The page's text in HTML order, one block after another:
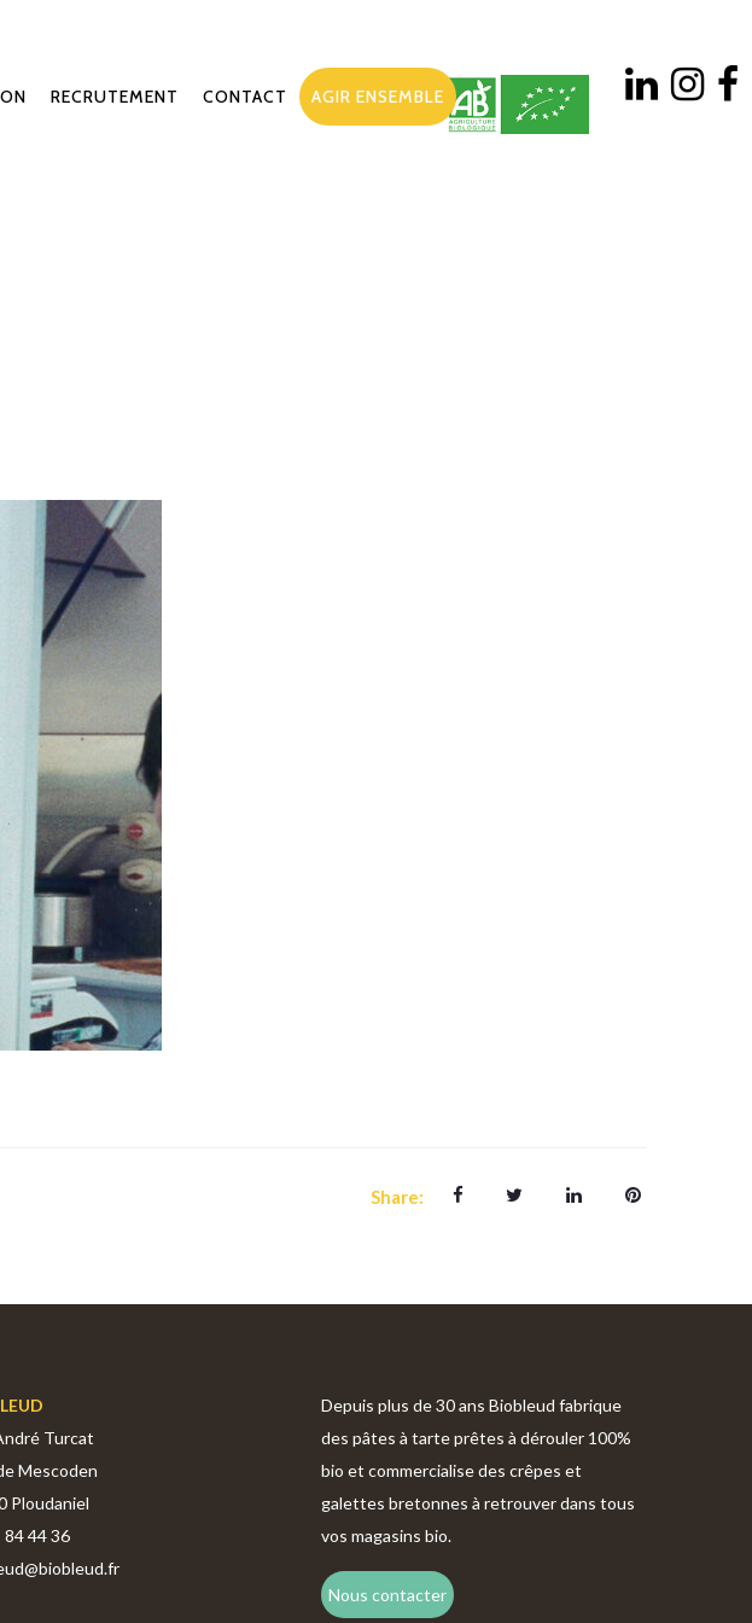
RECRUTEMENT CONTACT AGIR ENSEMBLE
Share:
Turcat
Mescoden
Ploudaniel
84 44 36
Depuis plus de 30 ans Biobleud fabrique
des pâtes à tarte prêtes à dérouler 100%
bio et commercialise des crêpes et
galettes bretonnes à retrouver dans tous
vos magasins bio.
Nous contacter